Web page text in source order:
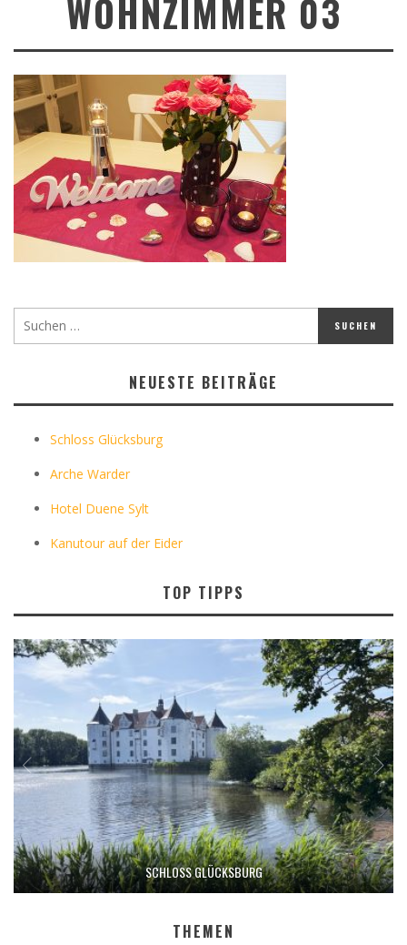
WOHNZIMMER 03
NEUESTE BEITRÄGE
Schloss Glücksburg
Arche Warder
Hotel Duene Sylt
Kanutour auf der Eider
TOP TIPPS
SCHLOSS GLÜCKSBURG
THEMEN